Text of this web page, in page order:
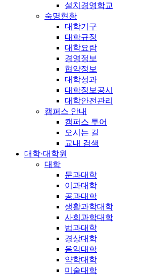
설치경영학교
숙명현황
대학기구
대학규정
대학요람
경영정보
협약정보
대학성과
대학정보공시
대학안전관리
캠퍼스 안내
캠퍼스 투어
오시는 길
교내 검색
대학·대학원
대학
문과대학
이과대학
공과대학
생활과학대학
사회과학대학
법과대학
경상대학
음악대학
약학대학
미술대학